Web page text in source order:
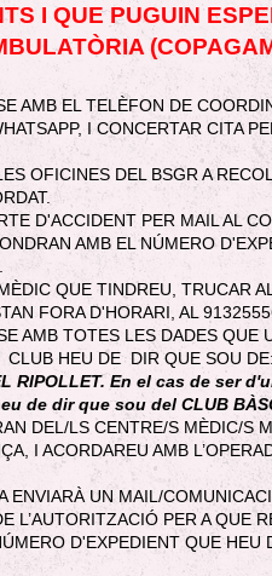
I QUE PUGUIN
AMB EL TELÈFON DE
I CONCERTAR CITA
OFICINES DEL BSGR A
D'ACCIDENT PER MAIL AL
AMB EL NÚMERO
QUE TINDREU, TRUCAR
FORA D'HORARI, AL
AMB TOTES LES DADES QUE
CLUB HEU DE DIR QUE SOU
RIPOLLET. En el cas de ser
de dir que sou del CLUB
DEL/LS CENTRE/S MÈDIC/S
I ACORDAREU AMB
ENVIARÀ UN MAIL/
L’AUTORITZACIÓ PER A QUE
D'EXPEDIENT QUE HEU